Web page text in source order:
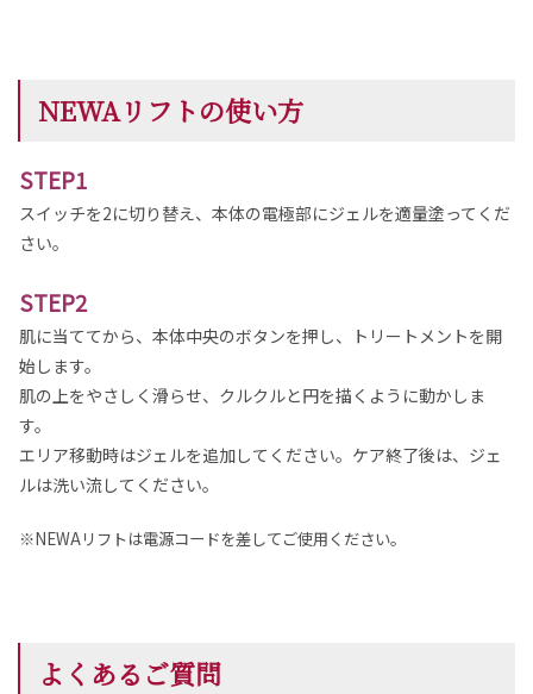
NEWAリフトの使い方
STEP1
スイッチを2に切り替え、本体の電極部にジェルを適量塗ってくだ
さい。
STEP2
肌に当ててから、本体中央のボタンを押し、トリートメントを開
始します。
肌の上をやさしく滑らせ、クルクルと円を描くように動かしま
す。
エリア移動時はジェルを追加してください。 ケア終了後は、ジェ
ルは洗い流してください。
※NEWAリフトは電源コードを差してご使用ください。
よくあるご質問